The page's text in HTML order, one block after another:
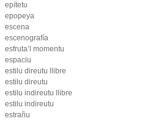
epítetu
epopeya
escena
escenografía
esfruta’l momentu
espaciu
estilu direutu llibre
estilu direutu
estilu indireutu llibre
estilu indireutu
estrañu